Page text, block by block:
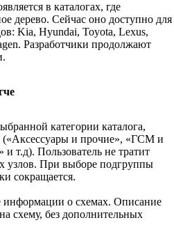
в каталогах, где
дерево. Сейчас оно доступно для
Kia, Hyundai, Toyota, Lexus,
Разработчики продолжают
категории каталога,
(«Аксессуары и прочие», «ГСМ и
т.д). Пользователь не тратит
узлов. При выборе подгруппы
сокращается.
о схемах. Описание
схему, без дополнительных